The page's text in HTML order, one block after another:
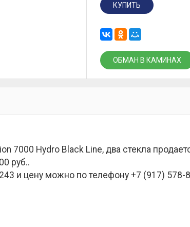
КУПИТЬ
ОБМАН В КАМИНАХ
7000 Hydro Black Line, два стекла
руб..
и цену можно по телефону +7 (917) 578-